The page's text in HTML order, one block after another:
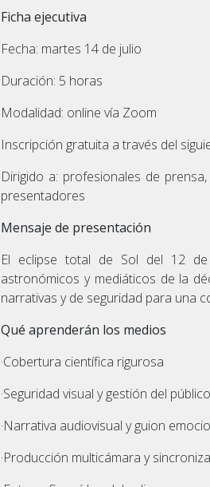
Ficha ejecutiva
Fecha: martes 14 de julio
Duración: 5 horas
Modalidad: online vía Zoom
Inscripción gratuita a través del
Dirigido a: profesionales de
presentadores
Mensaje de presentación
El eclipse total de Sol del 12
astronómicos y mediáticos de la
narrativas y de seguridad para una
Qué aprenderán los medios
·Cobertura científica rigurosa
·Seguridad visual y gestión del público
·Narrativa audiovisual y guion
·Producción multicámara y